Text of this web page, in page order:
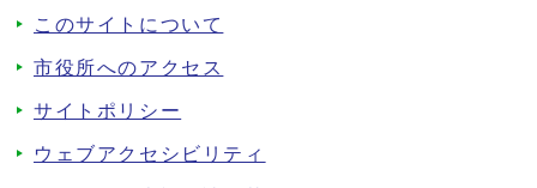
このサイトについて
市役所へのアクセス
サイトポリシー
ウェブアクセシビリティ